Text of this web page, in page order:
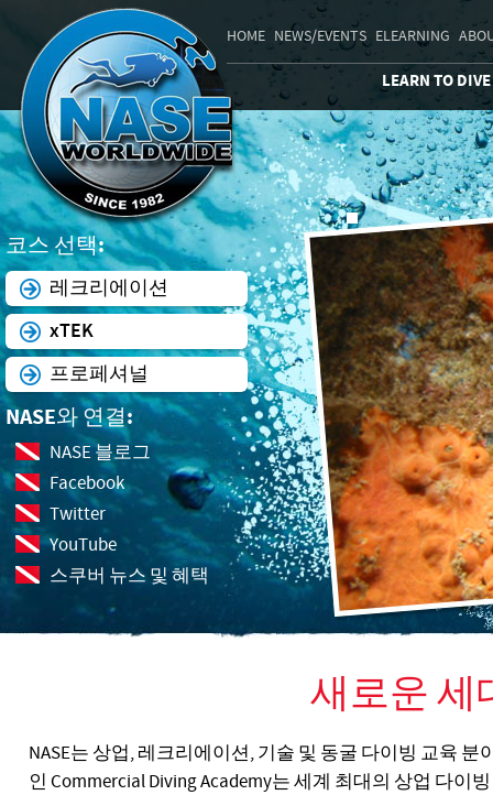
HOME NEWS/EVENTS ELEARNING
LEARN TO DIVE
코스 선택:
레크리에이션
xTEK
프로페셔널
NASE와 연결:
NASE 블로그
Facebook
Twitter
YouTube
스쿠버 뉴스 및 혜택
새로운 세
NASE는 상업, 레크리에이션, 기술 및 동굴 다이빙 교육
인 Commercial Diving Academy는 세계 최대의 상업 다이